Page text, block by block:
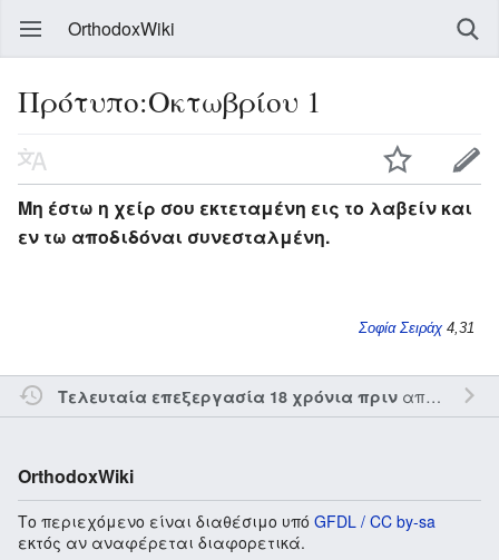
OrthodoxWiki
Πρότυπο:Οκτωβρίου 1
Μη έστω η χείρ σου εκτεταμένη εις το λαβείν και
εν τω αποδιδόναι συνεσταλμένη.
Σοφία Σειράχ4,31
Τελευταία επεξεργασία 18 χρόνια πριναπό τον την
OrthodoxWiki
Το περιεχόμενο είναι διαθέσιμο υπό GFDL / CC by-sa
εκτός αν αναφέρεται διαφορετικά.